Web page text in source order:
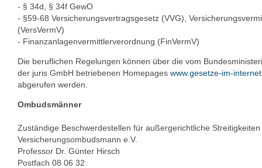
- § 34d, § 34f GewO
- §59-68 Versicherungsvertragsgesetz (VVG),
(VersVermV)
- Finanzanlagenvermittlerverordnung (FinVermV)
Die beruflichen Regelungen können über die vom
der juris GmbH betriebenen Homepages www.gesetze-im-
abgerufen werden.
Ombudsmänner
Zuständige Beschwerdestellen für außergerichtliche Streitigkeiten
Versicherungsombudsmann e.V.
Professor Dr. Günter Hirsch
Postfach 08 06 32